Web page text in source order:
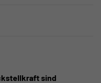
sind